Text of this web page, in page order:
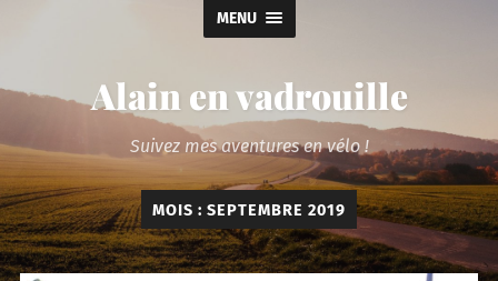
MENU
Alain en vadrouille
Suivez mes aventures en vélo !
MOIS : SEPTEMBRE 2019